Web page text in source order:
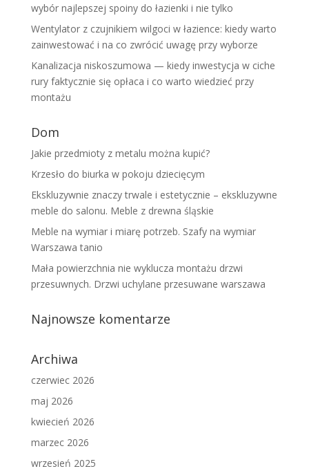
wybór najlepszej spoiny do łazienki i nie tylko
Wentylator z czujnikiem wilgoci w łazience: kiedy warto
zainwestować i na co zwrócić uwagę przy wyborze
Kanalizacja niskoszumowa — kiedy inwestycja w ciche
rury faktycznie się opłaca i co warto wiedzieć przy
montażu
Dom
Jakie przedmioty z metalu można kupić?
Krzesło do biurka w pokoju dziecięcym
Ekskluzywnie znaczy trwale i estetycznie – ekskluzywne
meble do salonu. Meble z drewna śląskie
Meble na wymiar i miarę potrzeb. Szafy na wymiar
Warszawa tanio
Mała powierzchnia nie wyklucza montażu drzwi
przesuwnych. Drzwi uchylane przesuwane warszawa
Najnowsze komentarze
Archiwa
czerwiec 2026
maj 2026
kwiecień 2026
marzec 2026
wrzesień 2025